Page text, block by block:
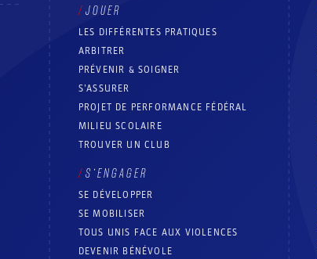
JOUER
LES DIFFÉRENTES PRATIQUES
ARBITRER
PRÉVENIR & SOIGNER
S’ASSURER
PROJET DE PERFORMANCE FÉDÉRAL
MILIEU SCOLAIRE
TROUVER UN CLUB
S’ENGAGER
SE DÉVELOPPER
SE MOBILISER
TOUS UNIS FACE AUX VIOLENCES
DEVENIR BÉNÉVOLE